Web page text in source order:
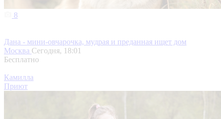
8
Дана - мини-овчарочка, мудрая и преданная ищет дом
Москва Сегодня, 18:01
Бесплатно
Камилла
Приют